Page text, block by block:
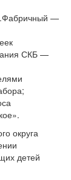
—
СКБ —
округа
детей